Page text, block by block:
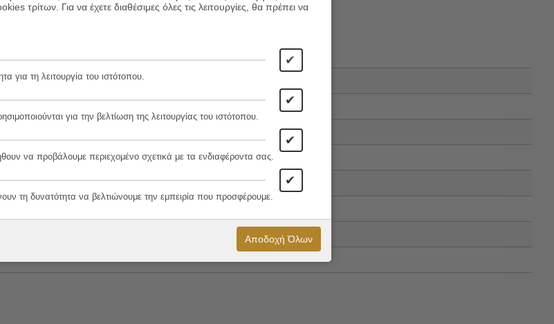
τρίτων. Για να έχετε διαθέσιμες όλες τις λειτουργίες, θα πρέπει να
✔
για τη λειτουργία του ιστότοπου.
✔
για την βελτίωση της λειτουργίας του ιστότοπου.
✔
να προβάλουμε περιεχομένο σχετικά με τα ενδιαφέροντα σας.
✔
τη δυνατότητα να βελτιώνουμε την εμπειρία που προσφέρουμε.
Αποδοχή Όλων